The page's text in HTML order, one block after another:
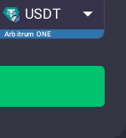
Arbitrum ONE
USDT